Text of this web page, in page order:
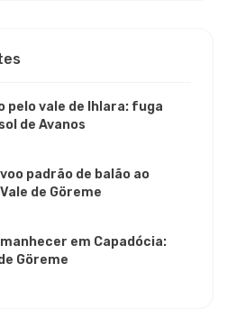
pelo vale de Ihlara: fuga
de Avanos
padrão de balão ao
de Göreme
em Capadócia:
Göreme